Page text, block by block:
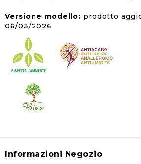
Versione modello: prodotto
06/03/2026
Informazioni Negozio